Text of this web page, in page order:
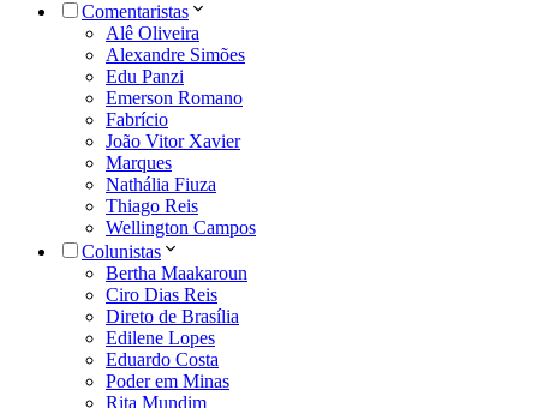
Comentaristas
Alê Oliveira
Alexandre Simões
Edu Panzi
Emerson Romano
Fabrício
João Vitor Xavier
Marques
Nathália Fiuza
Thiago Reis
Wellington Campos
Colunistas
Bertha Maakaroun
Ciro Dias Reis
Direto de Brasília
Edilene Lopes
Eduardo Costa
Poder em Minas
Rita Mundim